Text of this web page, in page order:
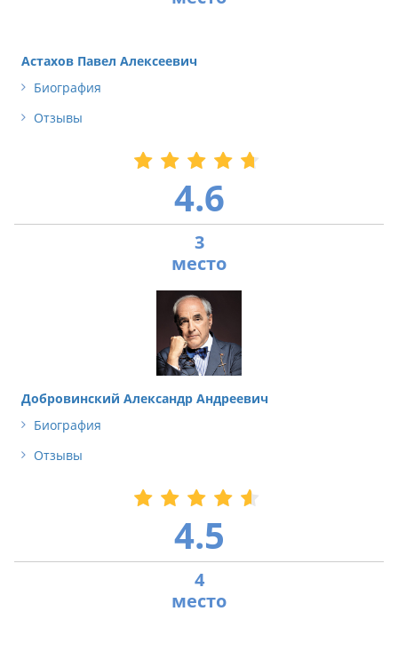
Астахов Павел Алексеевич
Биография
Отзывы
4.6
3
Добровинский Александр Андреевич
Биография
Отзывы
4.5
4